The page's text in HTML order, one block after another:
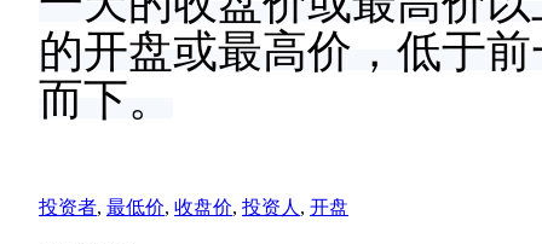
的开盘或最高价，低于
而下。
投资者, 最低价, 收盘价, 投资人 , 开盘